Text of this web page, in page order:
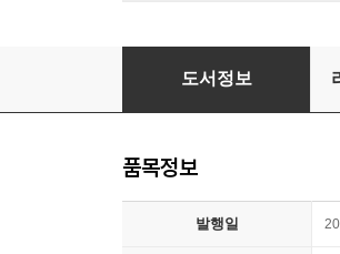
네가 없으면 인생도 사막이
도서정보
품목정보
발행일